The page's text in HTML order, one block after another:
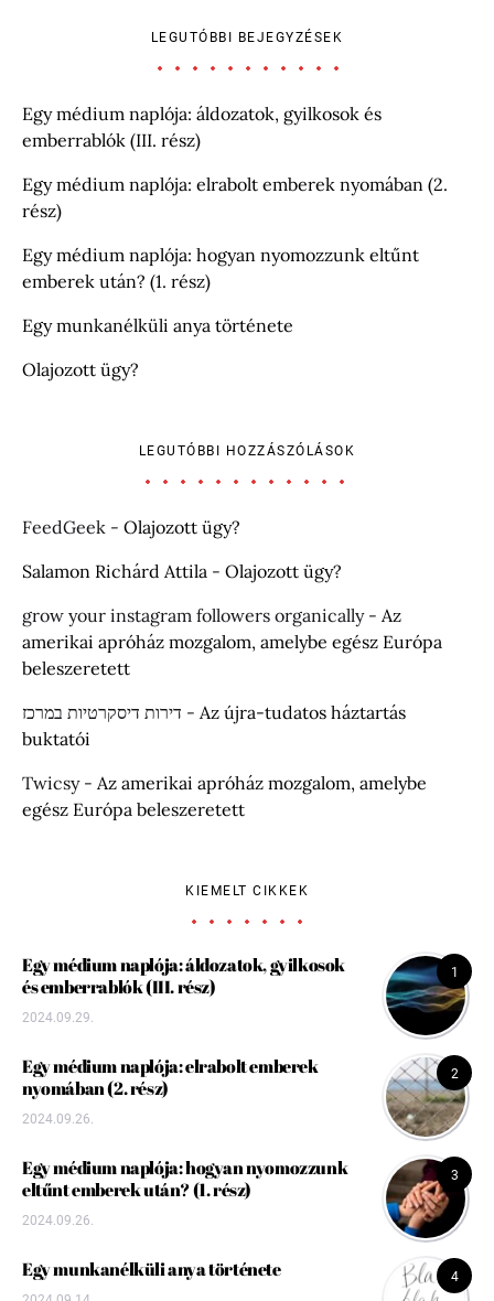
LEGUTÓBBI BEJEGYZÉSEK
Egy médium naplója: áldozatok, gyilkosok és
emberrablók (III. rész)
Egy médium naplója: elrabolt emberek nyomában (2.
rész)
Egy médium naplója: hogyan nyomozzunk eltűnt
emberek után? (1. rész)
Egy munkanélküli anya története
Olajozott ügy?
LEGUTÓBBI HOZZÁSZÓLÁSOK
FeedGeek - Olajozott ügy?
Salamon Richárd Attila - Olajozott ügy?
grow your instagram followers organically- Az
amerikai apróház mozgalom, amelybe egész Európa
beleszeretett
דירות דיסקרטיות במרכז - Az újra-tudatos háztartás
buktatói
Twicsy- Az amerikai apróház mozgalom, amelybe
egész Európa beleszeretett
KIEMELT CIKKEK
1
Egy médium naplója: áldozatok, gyilkosok
és emberrablók (III. rész)
2024.09.29.
2
Egy médium naplója: elrabolt emberek
nyomában (2. rész)
2024.09.26.
3
Egy médium naplója: hogyan nyomozzunk
eltűnt emberek után? (1. rész)
2024.09.26.
4
Egy munkanélküli anya története